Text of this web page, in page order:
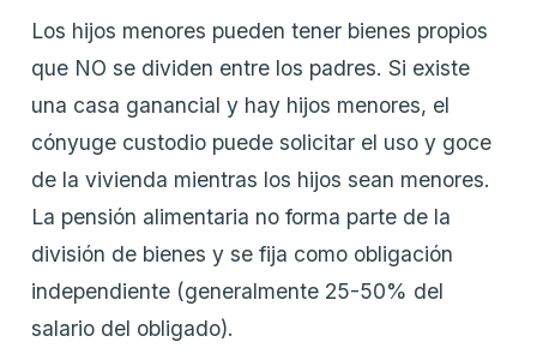
Los hijos menores pueden tener bienes propios
que NO se dividen entre los padres. Si existe
una casa ganancial y hay hijos menores, el
cónyuge custodio puede solicitar el uso y goce
de la vivienda mientras los hijos sean menores.
La pensión alimentaria no forma parte de la
división de bienes y se fija como obligación
independiente (generalmente 25-50% del
salario del obligado).